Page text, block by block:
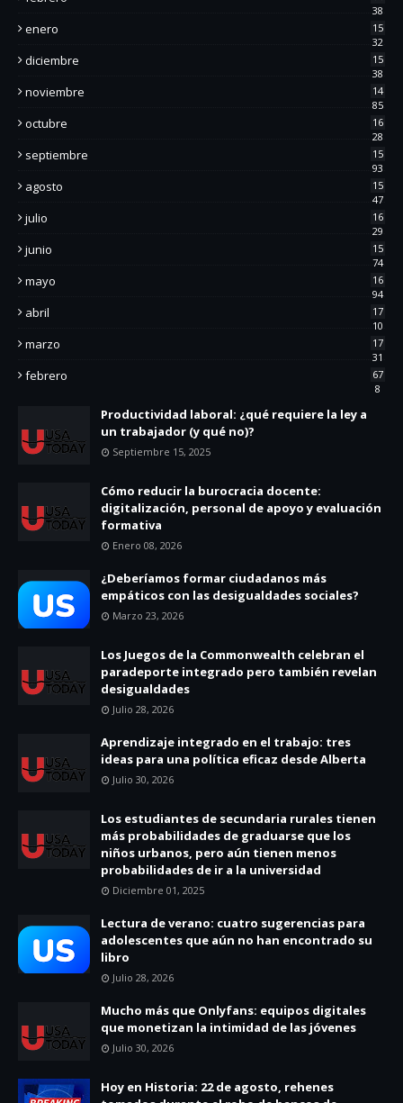
38
enero
15
32
diciembre
15
38
noviembre
14
85
octubre
16
28
septiembre
15
93
agosto
15
47
julio
16
29
junio
15
74
mayo
16
94
abril
17
10
marzo
17
31
febrero
67
8
Productividad laboral: ¿qué requiere la ley a
un trabajador (y qué no)?
Septiembre 15, 2025
Cómo reducir la burocracia docente:
digitalización, personal de apoyo y evaluación
formativa
Enero 08, 2026
¿Deberíamos formar ciudadanos más
empáticos con las desigualdades sociales?
Marzo 23, 2026
Los Juegos de la Commonwealth celebran el
paradeporte integrado pero también revelan
desigualdades
Julio 28, 2026
Aprendizaje integrado en el trabajo: tres
ideas para una política eficaz desde Alberta
Julio 30, 2026
Los estudiantes de secundaria rurales tienen
más probabilidades de graduarse que los
niños urbanos, pero aún tienen menos
probabilidades de ir a la universidad
Diciembre 01, 2025
Lectura de verano: cuatro sugerencias para
adolescentes que aún no han encontrado su
libro
Julio 28, 2026
Mucho más que Onlyfans: equipos digitales
que monetizan la intimidad de las jóvenes
Julio 30, 2026
Hoy en Historia: 22 de agosto, rehenes